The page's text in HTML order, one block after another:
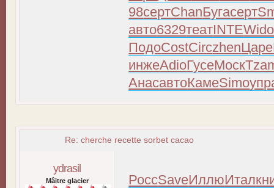
98сертChanБугасерт
авто6329театINTEWido
ПодоCostCirczhenЦаре
инжеAdioГусеМоск
АнасавтоКамеSimo
Re: cherche recette sorbet cacao
ydrasil
Mâitre glacier РоссSaveИллюИтал